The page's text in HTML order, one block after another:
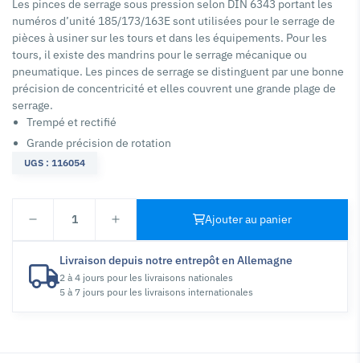
Les pinces de serrage sous pression selon DIN 6343 portant les
numéros d’unité 185/173/163E sont utilisées pour le serrage de
pièces à usiner sur les tours et dans les équipements. Pour les
tours, il existe des mandrins pour le serrage mécanique ou
pneumatique. Les pinces de serrage se distinguent par une bonne
précision de concentricité et elles couvrent une grande plage de
serrage.
Trempé et rectifié
Grande précision de rotation
UGS : 116054
1 Ajouter au panier
Livraison depuis notre entrepôt en Allemagne
2 à 4 jours pour les livraisons nationales
5 à 7 jours pour les livraisons internationales